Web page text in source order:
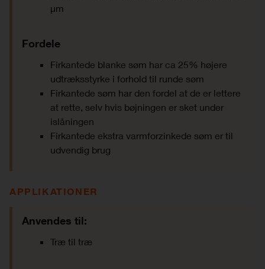
μm
Fordele
Firkantede blanke søm har ca 25% højere
udtræksstyrke i forhold til runde søm
Firkantede søm har den fordel at de er lettere
at rette, selv hvis bøjningen er sket under
islåningen
Firkantede ekstra varmforzinkede søm er til
udvendig brug
APPLIKATIONER
Anvendes til:
Træ til træ